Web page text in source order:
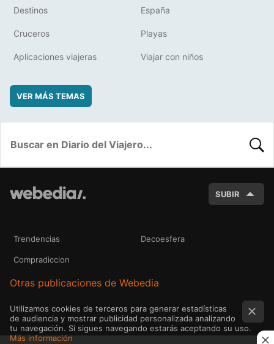
Destinos España
Cruceros Playas
Aplicaciones viajeras Viajar con niños
VER MÁS TEMAS
SUBIR
Trendencias Decoesfera
Compradiccion
Otras publicaciones de Webedia
Utilizamos cookies de terceros para generar estadísticas
de audiencia y mostrar publicidad personalizada analizando
tu navegación. Si sigues navegando estarás aceptando su uso.
Más información